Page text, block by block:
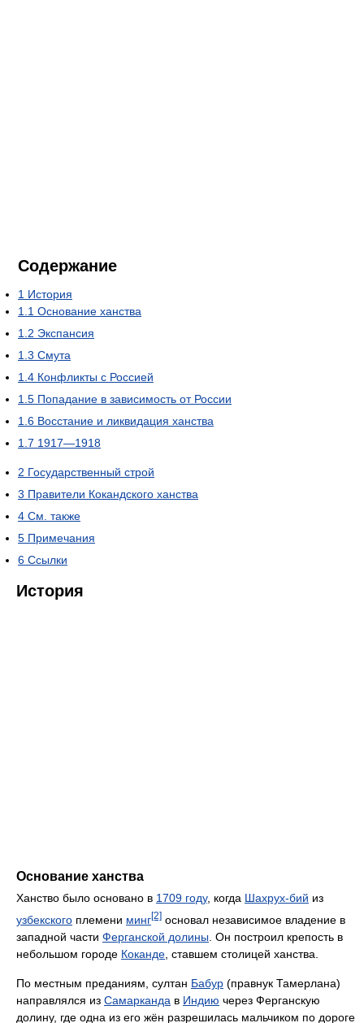
Содержание
1 История
1.1 Основание ханства
1.2 Экспансия
1.3 Смута
1.4 Конфликты с Россией
1.5 Попадание в зависимость от России
1.6 Восстание и ликвидация ханства
1.7 1917—1918
2 Государственный строй
3 Правители Кокандского ханства
4 См. также
5 Примечания
6 Ссылки
История
Основание ханства
Ханство было основано в 1709 году, когда Шахрух-бий из
узбекского племени минг[2] основал независимое владение в
западной части Ферганской долины . Он построил крепость в
небольшом городе Коканде , ставшем столицей ханства.
По местным преданиям, султан Бабур (правнук Тамерлана)
направлялся из Самарканда в Индию через Ферганскую
долину, где одна из его жён разрешилась мальчиком по дороге